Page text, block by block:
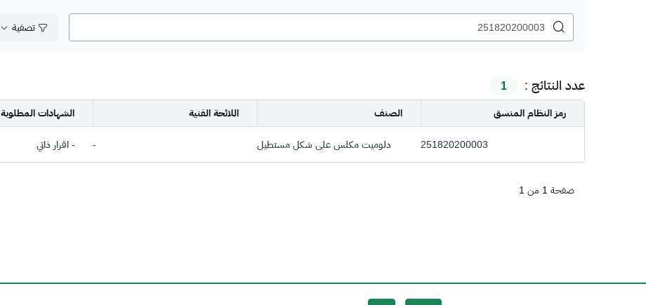
تصفية
عدد النتائج : 1
رمز النظام المنسق الصنف اللائحة الفنية الشهادات المطلوبة
251820200003 دلوميت مكلس على شكل مستطيل - - اقرار ذاتي
صفحة 1 من 1